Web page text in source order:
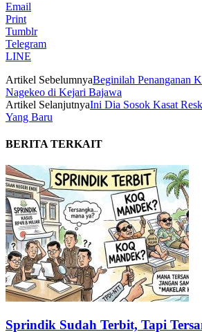
Email
Print
Tumblr
Telegram
LINE
Artikel SebelumnyaBeginilah Penanganan
Nagekeo di Kejari Bajawa
Artikel SelanjutnyaIni Dia Sosok Kasat
Yang Baru
BERITA TERKAIT
Sprindik Sudah Terbit, Tapi